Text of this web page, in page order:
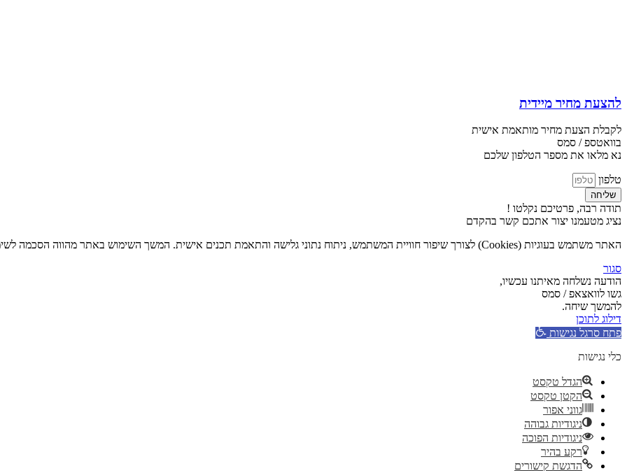
להצעת מחיר מיידית
לקבלת הצעת מחיר מותאמת אישית
בוואטספ / סמס
נא מלאו את מספר הטלפון שלכם
טלפון
שליחה
תודה רבה, פרטיכם נקלטו !
נציג מטעמנו יצור אתכם קשר בהקדם
האתר משתמש בעוגיות (Cookies) לצורך שיפור חוויית המשתמש, ניתוח נתוני גלישה והתאמת תכנים אישית. המשך השימוש באתר מהווה הסכמה לשימוש בעוגיות בהתאם ל
סגור
הודעה נשלחה מאיתנו עכשיו,
גשו לוואצאפ / סמס
להמשך שיחה.
דילוג לתוכן
פתח סרגל נגישות
כלי נגישות
הגדל טקסט
הקטן טקסט
גווני אפור
ניגודיות גבוהה
ניגודיות הפוכה
רקע בהיר
הדגשת קישורים